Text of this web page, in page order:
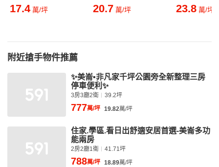
17.4 萬/坪 20.7 萬/坪 23.8 萬/坪
附近搶手物件推薦
✨美崙▪非凡家千坪公園旁全新整理三房
停車便利✨
3房3廳2衛 39.2坪
777萬/坪 19.82萬/坪
住家.學區.看日出舒適安居首選-美崙多功
能兩房
2房2廳1衛 41.71坪
788萬/坪 18.89萬/坪